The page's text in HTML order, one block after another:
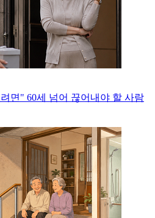
면" 60세 넘어 끊어내야 할 사람